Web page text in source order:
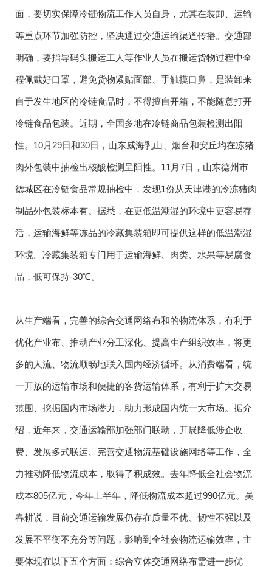
面，要切实保障冷链物流工作人员自身，尤其在装卸、运输
等重点环节加强防控，坚决通过交通运输渠道传播。交通部
明确，要指导码头搬运工人等作业人员在搬运货物过程中全
程佩戴好口罩，避免货物紧贴面部、手触摸口鼻，是装卸来
自于发生地区的冷链食品时，不得擅自开箱，不能随意打开
冷链食品包装。近期，全国多地在冷链商品包装检测出阳
性。10月29日和30日，山东威海乳山、烟台和安丘均在冻猪
肉外包装中抽检出核酸检测呈阳性。11月7日，山东德州市
德城区在冷链食品常规抽检中，发现1份从天津港的冷冻猪肉
制品外包装标本有。据悉，在更低温潮湿的环境中更容易存
活，运输海鲜等冻品的冷藏集装箱即可提供这样的低温潮湿
环境。冷藏集装箱专门用于运输海鲜、肉类、水果等易腐食
品，低可保持-30℃。
从生产端看，完善的综合交通网络布和的物流体系，有利于
优化产业布、推动产业分工深化、提高生产组织效率，将更
多的人流、物流顺畅地联入国内经济循环。从消费端看，统
一开放的运输市场和便捷的客货运输体系，有利于扩大交易
范围、挖掘国内市场潜力，助力形成国内统一大市场。据介
绍，近年来，交通运输部加强部门联动，开展降低涉企收
费、发展多式联运、完善交通物流基础设施网络等工作，全
力推动降低物流成本，取得了积成效。去年降低全社会物流
成本805亿元，今年上半年，降低物流成本超过990亿元。吴
春耕说，目前交通运输发展仍存在质量不优、韧性不强以及
发展不平衡不充分等问题，影响到全社会物流运输效率，主
要体现在以下五个方面：综合立体交通网络布需进一步优